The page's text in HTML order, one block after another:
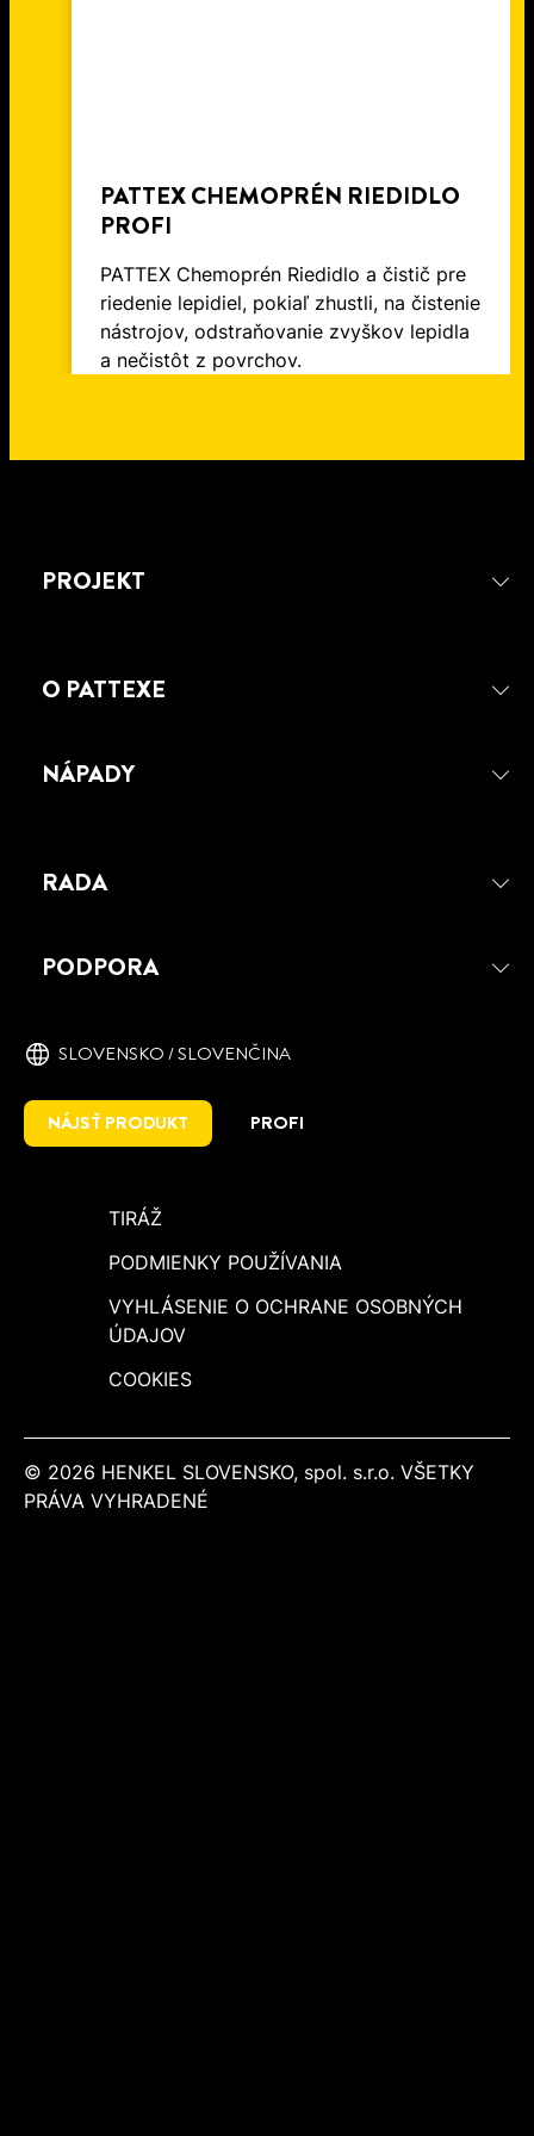
PATTEX CHEMOPRÉN RIEDIDLO
PROFI
PATTEX Chemoprén Riedidlo a čistič pre
riedenie lepidiel, pokiaľ zhustli, na čistenie
nástrojov, odstraňovanie zvyškov lepidla
a nečistôt z povrchov.
PROJEKT
O PATTEXE
NÁPADY
RADA
PODPORA
SLOVENSKO / SLOVENČINA
NÁJSŤ PRODUKT PROFI
TIRÁŽ
PODMIENKY POUŽÍVANIA
VYHLÁSENIE O OCHRANE OSOBNÝCH
ÚDAJOV
COOKIES
© 2026 HENKEL SLOVENSKO, spol. s.r.o. VŠETKY
PRÁVA VYHRADENÉ